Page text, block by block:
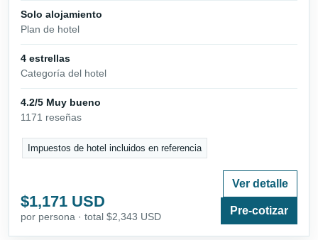
Solo alojamiento
Plan de hotel
4 estrellas
Categoría del hotel
4.2/5 Muy bueno
1171 reseñas
Impuestos de hotel incluidos en referencia
$1,171 USD
por persona · total $2,343 USD
Ver detalle
Pre-cotizar